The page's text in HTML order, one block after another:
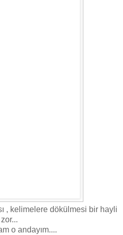
, kelimelere dökülmesi bir hayli
zor...
o andayım....